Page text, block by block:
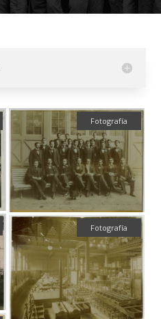
Fotografía
Fotografía